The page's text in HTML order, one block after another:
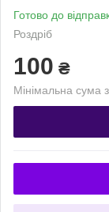
Готово до
Роздріб
100 ₴
Мінімальна сума